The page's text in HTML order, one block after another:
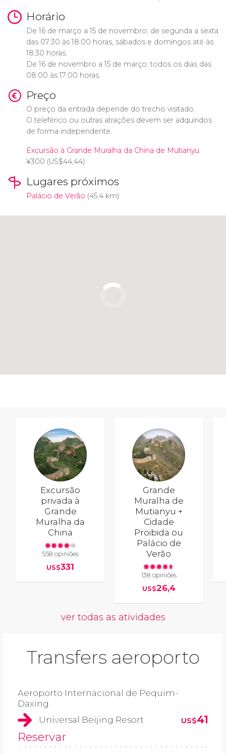
Horário
De 16 de março a 15 de novembro: de segunda a sexta
das 07:30 às 18:00 horas, sábados e domingos até às
18:30 horas.
De 16 de novembro a 15 de março: todos os dias das
08:00 às 17:00 horas.
Preço
O preço da entrada depende do trecho visitado.
O teleférico ou outras atrações devem ser adquiridos
de forma independente.
Excursão à Grande Muralha da China de Mutianyu
¥300 (US$44,44)
Lugares próximos
Palácio de Verão (45.4 km)
Excursão
privada à
Grande
Muralha da
China
558 opiniões
US$331
Grande
Muralha de
Mutianyu +
Cidade
Proibida ou
Palácio de
Verão
138 opiniões
US$26,4
ver todas as atividades
Transfers aeroporto
Aeroporto Internacional de Pequim-
Daxing
Universal Beijing Resort
US$41
Reservar